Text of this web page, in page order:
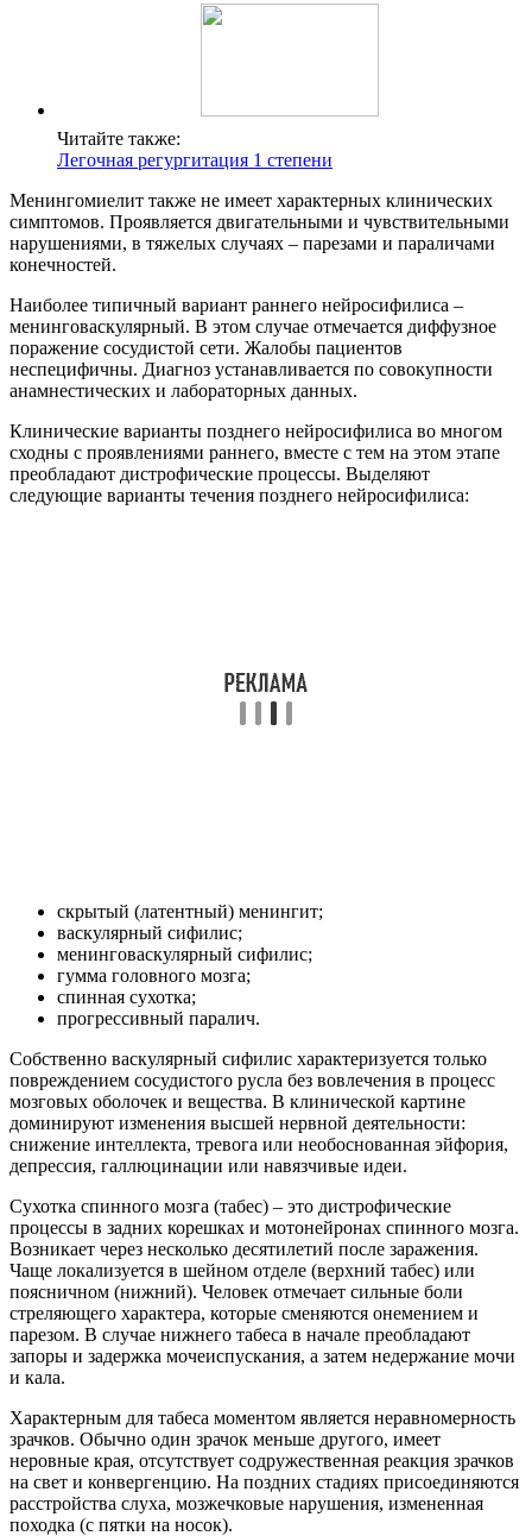
Читайте также:
Легочная регургитация 1 степени
Менингомиелит также не имеет характерных клинических
симптомов. Проявляется двигательными и чувствительными
нарушениями, в тяжелых случаях – парезами и параличами
конечностей.
Наиболее типичный вариант раннего нейросифилиса –
менинговаскулярный. В этом случае отмечается диффузное
поражение сосудистой сети. Жалобы пациентов
неспецифичны. Диагноз устанавливается по совокупности
анамнестических и лабораторных данных.
Клинические варианты позднего нейросифилиса во многом
сходны с проявлениями раннего, вместе с тем на этом этапе
преобладают дистрофические процессы. Выделяют
следующие варианты течения позднего нейросифилиса:
скрытый (латентный) менингит;
васкулярный сифилис;
менинговаскулярный сифилис;
гумма головного мозга;
спинная сухотка;
прогрессивный паралич.
Собственно васкулярный сифилис характеризуется только
повреждением сосудистого русла без вовлечения в процесс
мозговых оболочек и вещества. В клинической картине
доминируют изменения высшей нервной деятельности:
снижение интеллекта, тревога или необоснованная эйфория,
депрессия, галлюцинации или навязчивые идеи.
Сухотка спинного мозга (табес) – это дистрофические
процессы в задних корешках и мотонейронах спинного мозга.
Возникает через несколько десятилетий после заражения.
Чаще локализуется в шейном отделе (верхний табес) или
поясничном (нижний). Человек отмечает сильные боли
стреляющего характера, которые сменяются онемением и
парезом. В случае нижнего табеса в начале преобладают
запоры и задержка мочеиспускания, а затем недержание мочи
и кала.
Характерным для табеса моментом является неравномерность
зрачков. Обычно один зрачок меньше другого, имеет
неровные края, отсутствует содружественная реакция зрачков
на свет и конвергенцию. На поздних стадиях присоединяются
расстройства слуха, мозжечковые нарушения, измененная
походка (с пятки на носок).